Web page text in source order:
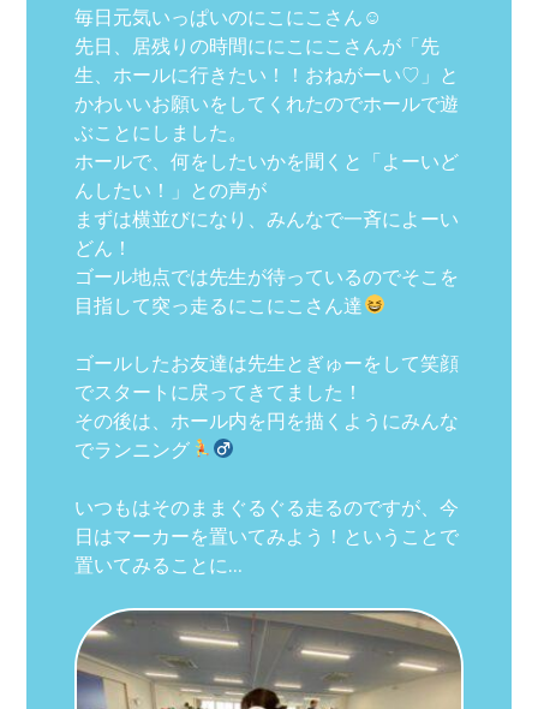
毎日元気いっぱいのにこにこさん☺︎
先日、居残りの時間ににこにこさんが「先
生、ホールに行きたい！！おねがーい♡」と
かわいいお願いをしてくれたのでホールで遊
ぶことにしました。
ホールで、何をしたいかを聞くと「よーいど
んしたい！」との声が
まずは横並びになり、みんなで一斉によーい
どん！
ゴール地点では先生が待っているのでそこを
目指して突っ走るにこにこさん達
ゴールしたお友達は先生とぎゅーをして笑顔
でスタートに戻ってきてました！
その後は、ホール内を円を描くようにみんな
でランニング
いつもはそのままぐるぐる走るのですが、今
日はマーカーを置いてみよう！ということで
置いてみることに…